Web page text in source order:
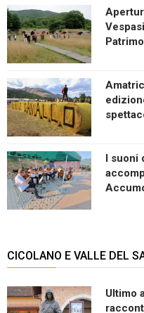
I suoni
CICOLANO E VALLE DEL
Ultimo